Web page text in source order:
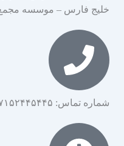
خلیج فارس – موسسه مجمع
شماره تماس: ۰۷۱۵۲۴۴۵۴۴۵